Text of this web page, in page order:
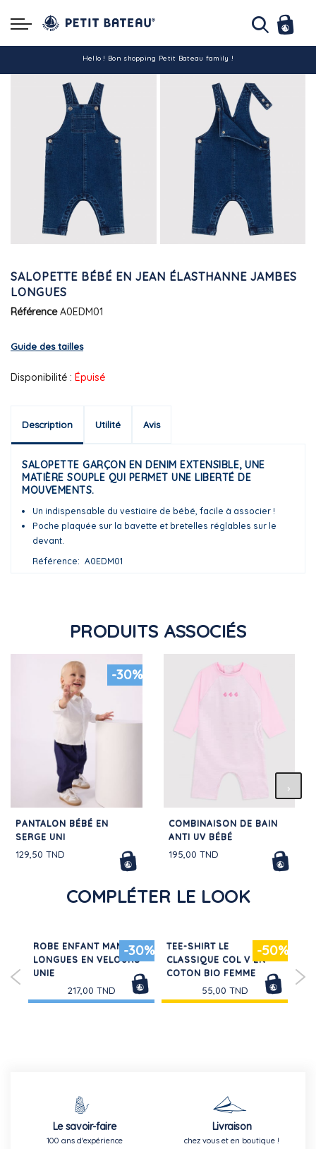
Hello ! Bon shopping Petit Bateau family !
La livraison est assurée partout en Tunisie !
-10% pour tout paiement par carte bancaire (hors promo)
SALOPETTE BÉBÉ EN JEAN ÉLASTHANNE JAMBES
LONGUES
Référence A0EDM01
Guide des tailles
Disponibilité : Épuisé
Description Utilité Avis
SALOPETTE GARÇON EN DENIM EXTENSIBLE, UNE
MATIÈRE SOUPLE QUI PERMET UNE LIBERTÉ DE
MOUVEMENTS.
Un indispensable du vestiaire de bébé, facile à associer !
Poche plaquée sur la bavette et bretelles réglables sur le
devant.
Référence
A0EDM01
PRODUITS ASSOCIÉS
-30%
PANTALON BÉBÉ EN
SERGE UNI
129,50 TND
COMBINAISON DE BAIN
ANTI UV BÉBÉ
195,00 TND
COMPLÉTER LE LOOK
-30%
ROBE ENFANT MANCHES
LONGUES EN VELOURS
UNIE
217,00 TND
-50%
TEE-SHIRT LE
CLASSIQUE COL V EN
COTON BIO FEMME
55,00 TND
Le savoir-faire
100 ans d'expérience
Livraison
chez vous et en boutique !